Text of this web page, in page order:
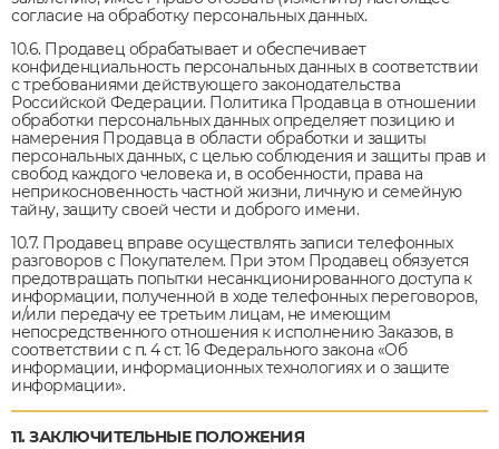
согласие на обработку персональных данных.
10.6. Продавец обрабатывает и обеспечивает
конфиденциальность персональных данных в соответствии
с требованиями действующего законодательства
Российской Федерации. Политика Продавца в отношении
обработки персональных данных определяет позицию и
намерения Продавца в области обработки и защиты
персональных данных, с целью соблюдения и защиты прав и
свобод каждого человека и, в особенности, права на
неприкосновенность частной жизни, личную и семейную
тайну, защиту своей чести и доброго имени.
10.7. Продавец вправе осуществлять записи телефонных
разговоров с Покупателем. При этом Продавец обязуется
предотвращать попытки несанкционированного доступа к
информации, полученной в ходе телефонных переговоров,
и/или передачу ее третьим лицам, не имеющим
непосредственного отношения к исполнению Заказов, в
соответствии с п. 4 ст. 16 Федерального закона «Об
информации, информационных технологиях и о защите
информации».
11. ЗАКЛЮЧИТЕЛЬНЫЕ ПОЛОЖЕНИЯ